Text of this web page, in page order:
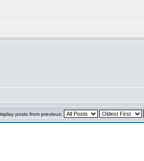
posts from previous: